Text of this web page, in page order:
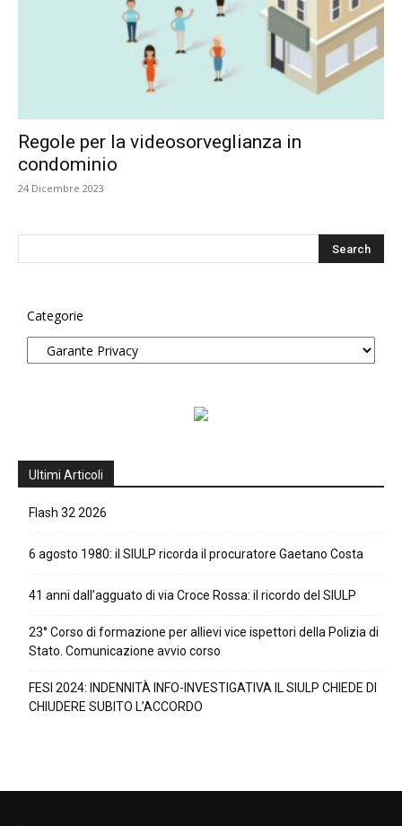
Regole per la videosorveglianza in
condominio
24 Dicembre 2023
Categorie
Ultimi Articoli
Flash 32 2026
6 agosto 1980: il SIULP ricorda il procuratore Gaetano Costa
41 anni dall’agguato di via Croce Rossa: il ricordo del SIULP
23° Corso di formazione per allievi vice ispettori della Polizia di
Stato. Comunicazione avvio corso
FESI 2024: INDENNITÀ INFO-INVESTIGATIVA IL SIULP CHIEDE DI
CHIUDERE SUBITO L’ACCORDO